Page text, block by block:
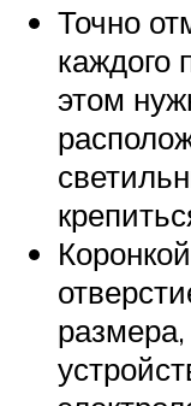
Точно
каждого
этом